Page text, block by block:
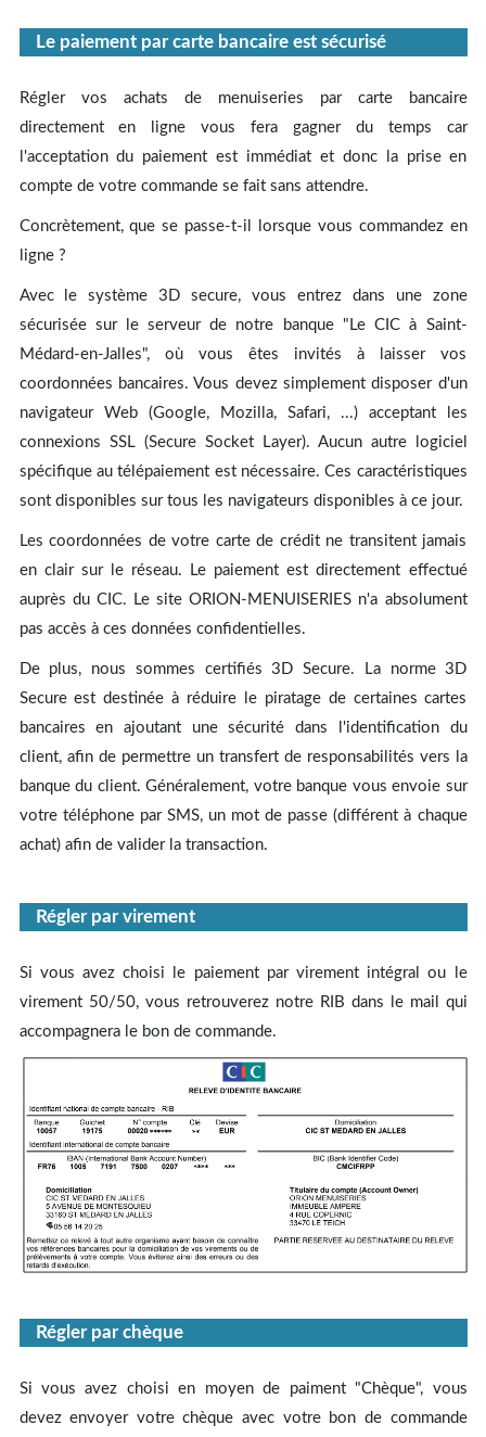
Le paiement par carte bancaire est sécurisé
Régler vos achats de menuiseries par carte bancaire
directement en ligne vous fera gagner du temps car
l'acceptation du paiement est immédiat et donc la prise en
compte de votre commande se fait sans attendre.
Concrètement, que se passe-t-il lorsque vous commandez en
ligne ?
Avec le système 3D secure, vous entrez dans une zone
sécurisée sur le serveur de notre banque "Le CIC à Saint-
Médard-en-Jalles", où vous êtes invités à laisser vos
coordonnées bancaires. Vous devez simplement disposer d'un
navigateur Web (Google, Mozilla, Safari, ...) acceptant les
connexions SSL (Secure Socket Layer). Aucun autre logiciel
spécifique au télépaiement est nécessaire. Ces caractéristiques
sont disponibles sur tous les navigateurs disponibles à ce jour.
Les coordonnées de votre carte de crédit ne transitent jamais
en clair sur le réseau. Le paiement est directement effectué
auprès du CIC. Le site ORION-MENUISERIES n'a absolument
pas accès à ces données confidentielles.
De plus, nous sommes certifiés 3D Secure. La norme 3D
Secure est destinée à réduire le piratage de certaines cartes
bancaires en ajoutant une sécurité dans l'identification du
client, afin de permettre un transfert de responsabilités vers la
banque du client. Généralement, votre banque vous envoie sur
votre téléphone par SMS, un mot de passe (différent à chaque
achat) afin de valider la transaction.
Régler par virement
Si vous avez choisi le paiement par virement intégral ou le
virement 50/50, vous retrouverez notre RIB dans le mail qui
accompagnera le bon de commande.
Régler par chèque
Si vous avez choisi en moyen de paiment "Chèque", vous
devez envoyer votre chèque avec votre bon de commande